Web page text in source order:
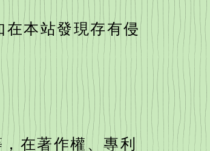
本站發現存有侵
在著作權、專利